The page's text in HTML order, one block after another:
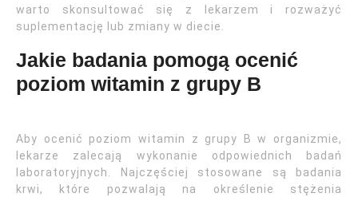
warto skonsultować się z lekarzem i rozważyć
suplementację lub zmiany w diecie.
Jakie badania pomogą ocenić
poziom witamin z grupy B
Aby ocenić poziom witamin z grupy B w organizmie,
lekarze zalecają wykonanie odpowiednich badań
laboratoryjnych. Najczęściej stosowane są badania
krwi, które pozwalają na określenie stężenia